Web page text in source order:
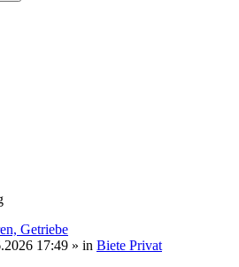
Getriebe
17:49 » in Biete Privat